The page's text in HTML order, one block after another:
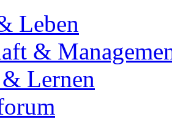
Leben
&
Lernen